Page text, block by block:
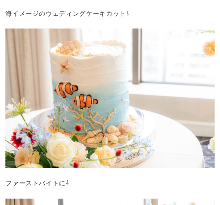
海イメージのウェディングケーキカット⇩
ファーストバイトに⇩